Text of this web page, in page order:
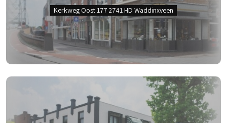
Kerkweg Oost 177 2741 HD Waddinxveen